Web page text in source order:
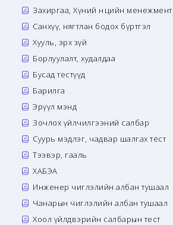
Захиргаа, Хүний нөөцийн менежмент
Санхүү, нягтлан бодох бүртгэл
Хууль, эрх зүй
Борлуулалт, худалдаа
Бусад тестүүд
Барилга
Эрүүл мэнд
Зочлох үйлчилгээний салбар
Суурь мэдлэг, чадвар шалгах тест
Тээвэр, гааль
ХАБЭА
Инженер чиглэлийн албан тушаал
Чанарын чиглэлийн албан тушаал
Хоол үйлдвэрийн салбарын тест